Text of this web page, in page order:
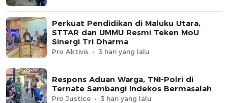
Perkuat Pendidikan di Maluku Utara,
STTAR dan UMMU Resmi Teken MoU
Sinergi Tri Dharma
Pro Aktivis 3 hari yang lalu
Respons Aduan Warga, TNI-Polri di
Ternate Sambangi Indekos Bermasalah
Pro Justice 3 hari yang lalu